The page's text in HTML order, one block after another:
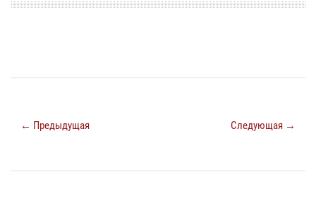
← Предыдущая Следующая →